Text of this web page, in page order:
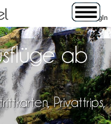
ab
Privattrips,